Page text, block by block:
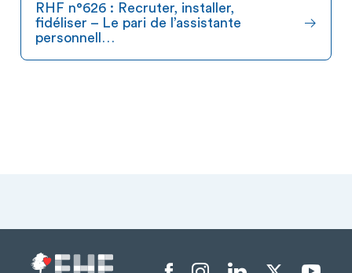
RHF n°626 : Recruter, installer,
fidéliser – Le pari de l’assistante
personnell…